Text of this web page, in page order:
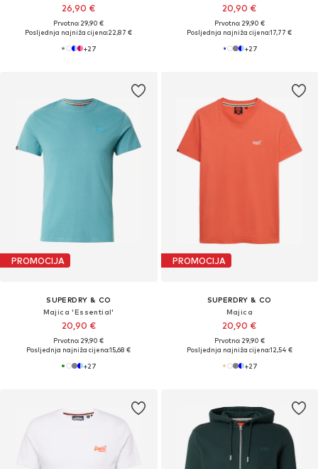
26,90 €
Prvotno: 29,90 €
Posljednja najniža cijena:22,87 €
+27
20,90 €
Prvotno: 29,90 €
Posljednja najniža cijena:17,77 €
+27
PROMOCIJA
SUPERDRY & CO
Majica 'Essential'
20,90 €
Prvotno: 29,90 €
Posljednja najniža cijena:15,68 €
+27
PROMOCIJA
SUPERDRY & CO
Majica
20,90 €
Prvotno: 29,90 €
Posljednja najniža cijena:12,54 €
+27